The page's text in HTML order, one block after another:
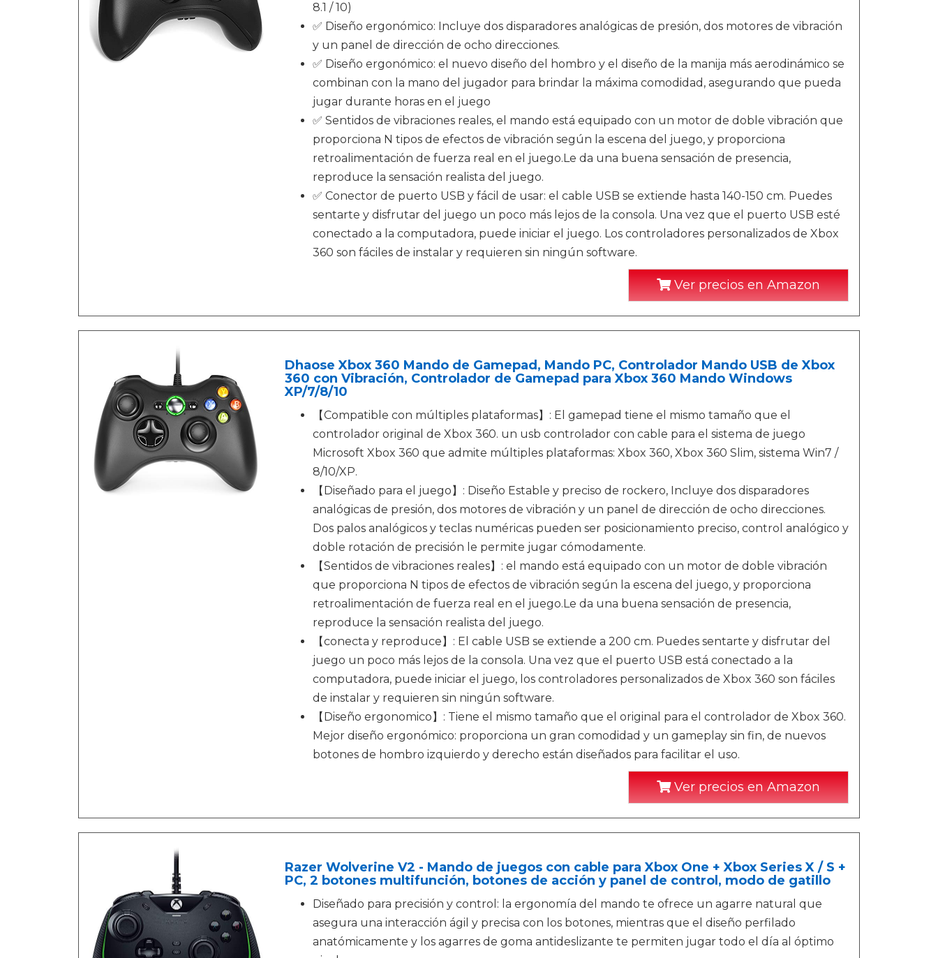
8.1 / 10)
✅ Diseño ergonómico: Incluye dos disparadores analógicas de presión, dos motores de vibración
y un panel de dirección de ocho direcciones.
✅ Diseño ergonómico: el nuevo diseño del hombro y el diseño de la manija más aerodinámico se
combinan con la mano del jugador para brindar la máxima comodidad, asegurando que pueda
jugar durante horas en el juego
✅ Sentidos de vibraciones reales, el mando está equipado con un motor de doble vibración que
proporciona N tipos de efectos de vibración según la escena del juego, y proporciona
retroalimentación de fuerza real en el juego.Le da una buena sensación de presencia,
reproduce la sensación realista del juego.
✅ Conector de puerto USB y fácil de usar: el cable USB se extiende hasta 140-150 cm. Puedes
sentarte y disfrutar del juego un poco más lejos de la consola. Una vez que el puerto USB esté
conectado a la computadora, puede iniciar el juego. Los controladores personalizados de Xbox
360 son fáciles de instalar y requieren sin ningún software.
Ver precios en Amazon
Dhaose Xbox 360 Mando de Gamepad, Mando PC, Controlador Mando USB de Xbox
360 con Vibración, Controlador de Gamepad para Xbox 360 Mando Windows
XP/7/8/10
【Compatible con múltiples plataformas】: El gamepad tiene el mismo tamaño que el
controlador original de Xbox 360. un usb controlador con cable para el sistema de juego
Microsoft Xbox 360 que admite múltiples plataformas: Xbox 360, Xbox 360 Slim, sistema Win7 /
8/10/XP.
【Diseñado para el juego】: Diseño Estable y preciso de rockero, Incluye dos disparadores
analógicas de presión, dos motores de vibración y un panel de dirección de ocho direcciones.
Dos palos analógicos y teclas numéricas pueden ser posicionamiento preciso, control analógico y
doble rotación de precisión le permite jugar cómodamente.
【Sentidos de vibraciones reales】: el mando está equipado con un motor de doble vibración
que proporciona N tipos de efectos de vibración según la escena del juego, y proporciona
retroalimentación de fuerza real en el juego.Le da una buena sensación de presencia,
reproduce la sensación realista del juego.
【conecta y reproduce】: El cable USB se extiende a 200 cm. Puedes sentarte y disfrutar del
juego un poco más lejos de la consola. Una vez que el puerto USB está conectado a la
computadora, puede iniciar el juego, los controladores personalizados de Xbox 360 son fáciles
de instalar y requieren sin ningún software.
【Diseño ergonomico】: Tiene el mismo tamaño que el original para el controlador de Xbox 360.
Mejor diseño ergonómico: proporciona un gran comodidad y un gameplay sin fin, de nuevos
botones de hombro izquierdo y derecho están diseñados para facilitar el uso.
Ver precios en Amazon
Razer Wolverine V2 - Mando de juegos con cable para Xbox One + Xbox Series X / S +
PC, 2 botones multifunción, botones de acción y panel de control, modo de gatillo
Diseñado para precisión y control: la ergonomía del mando te ofrece un agarre natural que
asegura una interacción ágil y precisa con los botones, mientras que el diseño perfilado
anatómicamente y los agarres de goma antideslizante te permiten jugar todo el día al óptimo